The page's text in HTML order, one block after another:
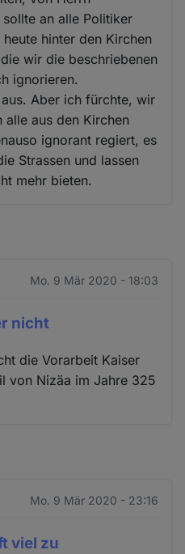
an alle Politiker
hinter den Kirchen
wir die beschriebenen
ignorieren.
Aber ich fürchte, wir
alle aus den Kirchen
ignorant regiert, es
Strassen und lassen
mehr bieten.
Mo. 9 Mär 2020 - 18:03
nicht
die Vorarbeit Kaiser
von Nizäa im Jahre 325
Mo. 9 Mär 2020 - 23:16
viel zu